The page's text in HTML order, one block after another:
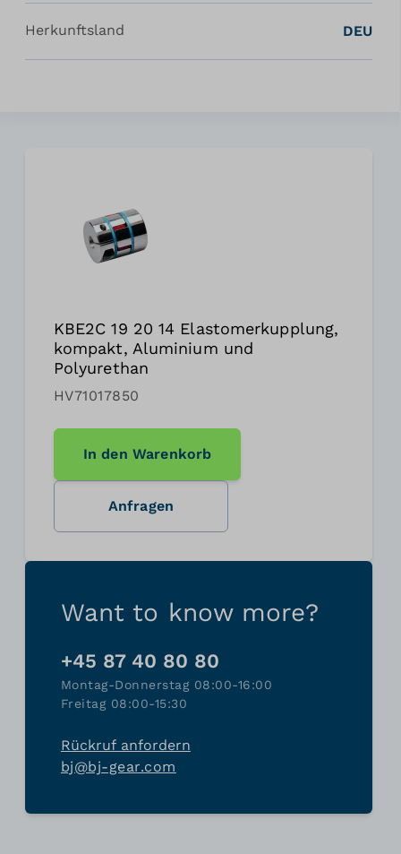
Herkunftsland DEU
KBE2C 19 20 14 Elastomerkupplung,
kompakt, Aluminium und
Polyurethan
HV71017850
In den Warenkorb
Anfragen
Want to know more?
+45 87 40 80 80
Montag-Donnerstag 08:00-16:00
Freitag 08:00-15:30
Rückruf anfordern
bj@bj-gear.com